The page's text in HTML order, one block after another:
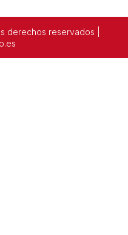
derechos reservados |